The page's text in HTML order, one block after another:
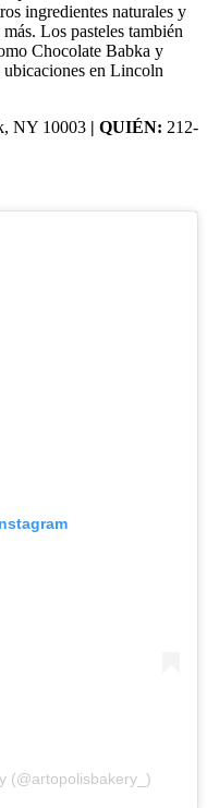
ingredientes naturales y
Los pasteles también
Chocolate Babka y
en Lincoln
NY 10003 | QUIÉN: 212-
(@artopolisbakery_)